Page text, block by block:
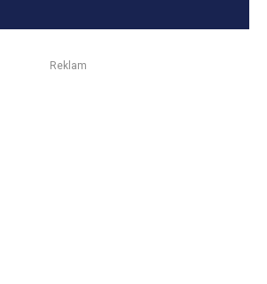
Reklam